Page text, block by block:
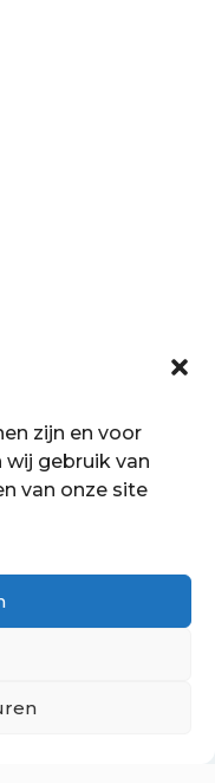
zijn en voor
gebruik van
van onze site
| KVK: